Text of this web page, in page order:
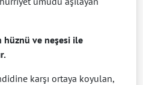
hüznü ve neşesi ile
karşı ortaya koyulan,